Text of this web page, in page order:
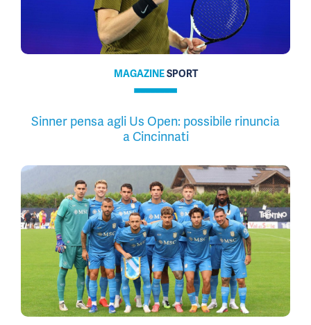
MAGAZINESPORT
Sinner pensa agli Us Open: possibile rinuncia
a Cincinnati